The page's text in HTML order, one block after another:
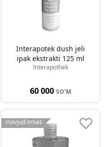
Interapotek dush jeli
ipak ekstrakti 125 ml
Interapothek
60 000 SO'M
mavjud emas